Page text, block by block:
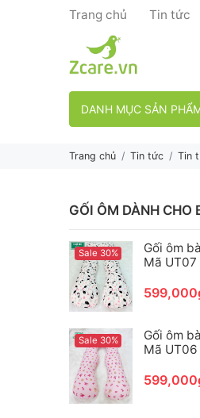
Trang chủ Tin tức
DANH MỤC SẢN
Trang chủ Tin tức Tin
GỐI ÔM DÀNH CHO
Sale 30%
Gối ôm
Mã UT07
Sale 30%
Gối ôm
Mã UT06